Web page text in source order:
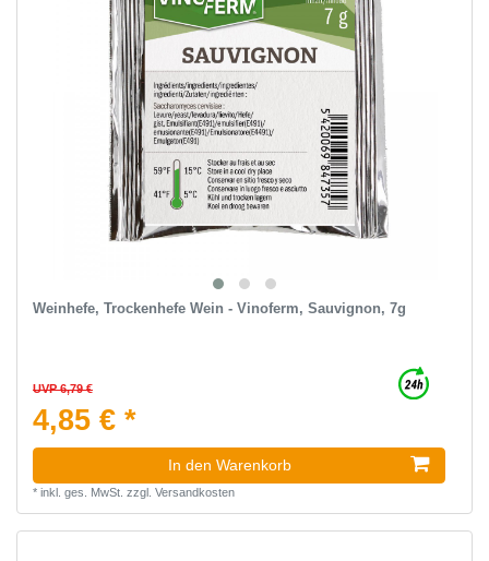
Weinhefe, Trockenhefe Wein - Vinoferm, Sauvignon, 7g
UVP 6,79 €
4,85 € *
In den Warenkorb
* inkl. ges. MwSt. zzgl. Versandkosten